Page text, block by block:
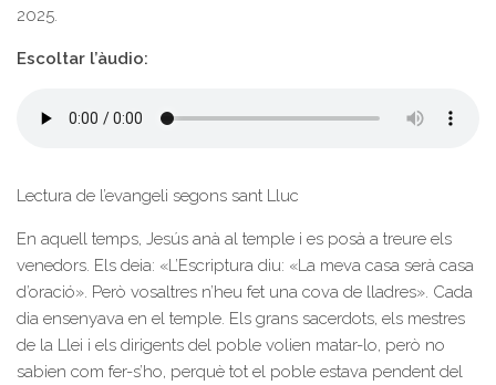
Italiano
English
2025.
Escoltar l’àudio:
Lectura de l’evangeli segons sant Lluc
En aquell temps, Jesús anà al temple i es posà a treure els
venedors. Els deia: «L’Escriptura diu: «La meva casa serà casa
d’oració». Però vosaltres n’heu fet una cova de lladres». Cada
dia ensenyava en el temple. Els grans sacerdots, els mestres
de la Llei i els dirigents del poble volien matar-lo, però no
sabien com fer-s’ho, perquè tot el poble estava pendent del